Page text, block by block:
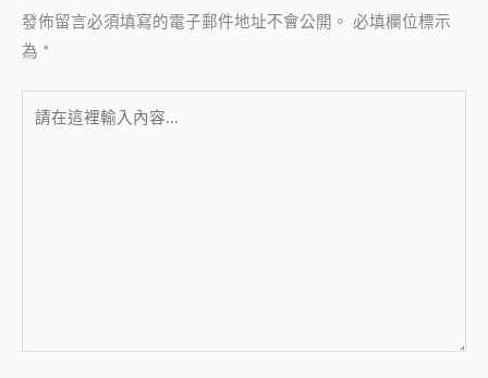
發佈留言必須填寫的電子郵件地址不會公開。 必填欄位標示
為 *